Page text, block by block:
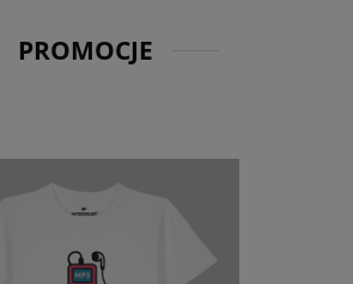
PROMOCJE